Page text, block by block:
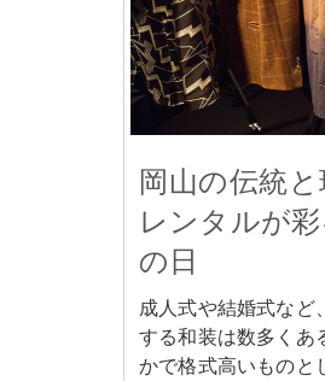
岡山の伝統
レンタルが
の日
成人式や結婚式など
する和装は数多くあ
かで格式高いものと